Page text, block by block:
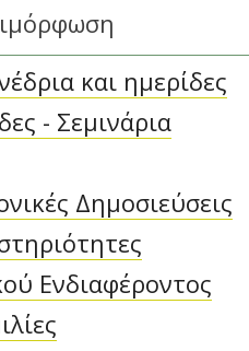
και ημερίδες
- Σεμινάρια
Δημοσιεύσεις
Ενδιαφέροντος